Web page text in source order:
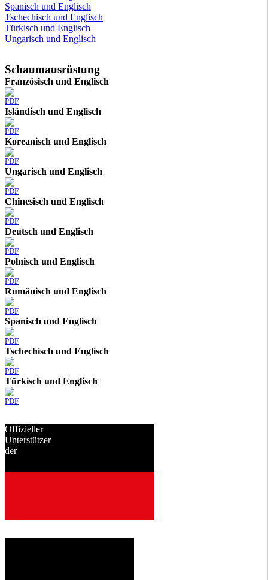
Spanisch und Englisch
Tschechisch und Englisch
Türkisch und Englisch
Ungarisch und Englisch
Schaumausrüstung
Französisch und Englisch
PDF
Isländisch und Englisch
PDF
Koreanisch und Englisch
PDF
Ungarisch und Englisch
PDF
Chinesisch und Englisch
PDF
Deutsch und Englisch
PDF
Polnisch und Englisch
PDF
Rumänisch und Englisch
PDF
Spanisch und Englisch
PDF
Tschechisch und Englisch
PDF
Türkisch und Englisch
PDF
Offizieller
Unterstützer
der